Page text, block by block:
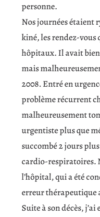
personne.
Nos journées étaient
kiné, les rendez-
hôpitaux. Il avait
mais
2008. Entré en
problème récurrent
malheureusement
urgentiste plus que
succombé 2 jours
cardio-respiratoires.
l’hôpital, qui a été
erreur thérapeutique
Suite à son décès, j’ai